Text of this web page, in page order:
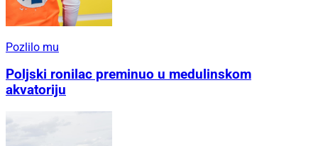
Pozlilo mu
Poljski ronilac preminuo u medulinskom
akvatoriju